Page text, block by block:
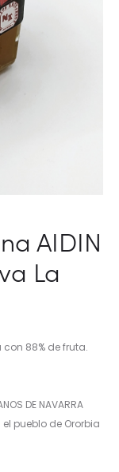
AIDIN
La
88% de fruta.
DE NAVARRA
pueblo de Ororbia